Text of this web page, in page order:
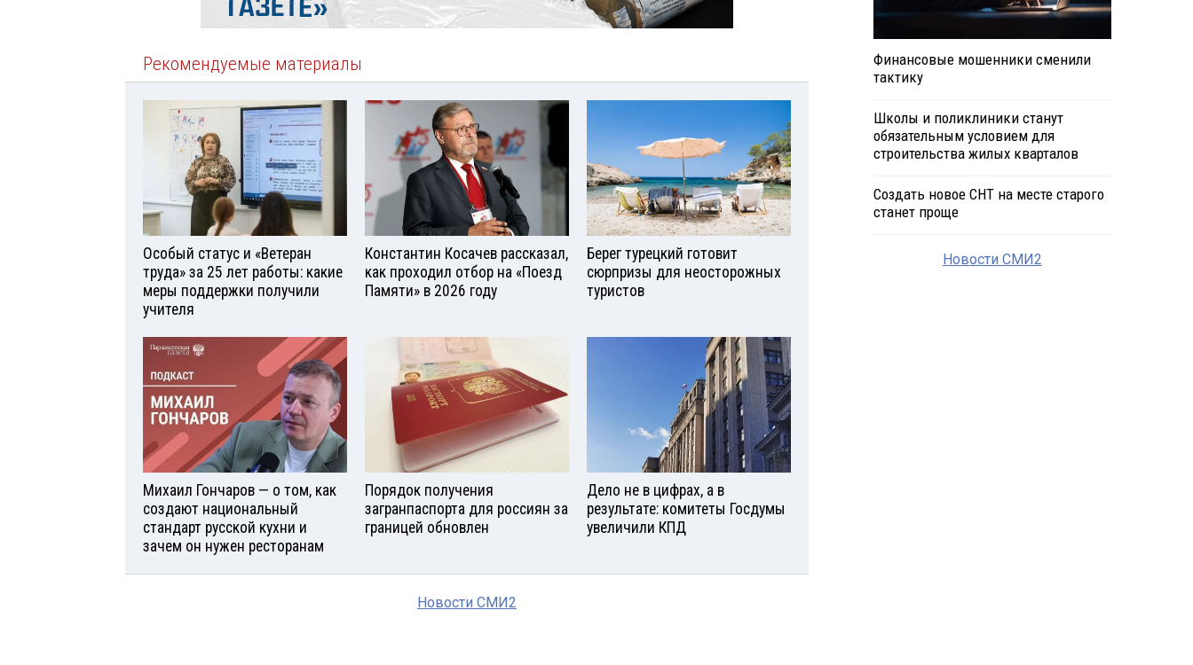
Рекомендуемые материалы
Особый статус и «Ветеран
труда» за 25 лет работы: какие
меры поддержки получили
учителя
Константин Косачев рассказал,
как проходил отбор на «Поезд
Памяти» в 2026 году
Берег турецкий готовит
сюрпризы для неосторожных
туристов
Михаил Гончаров — о том, как
создают национальный
стандарт русской кухни и
зачем он нужен ресторанам
Порядок получения
загранпаспорта для россиян за
границей обновлен
Дело не в цифрах, а в
результате: комитеты Госдумы
увеличили КПД
Новости СМИ2
Финансовые мошенники сменили
тактику
Школы и поликлиники станут
обязательным условием для
строительства жилых кварталов
Создать новое СНТ на месте старого
станет проще
Новости СМИ2